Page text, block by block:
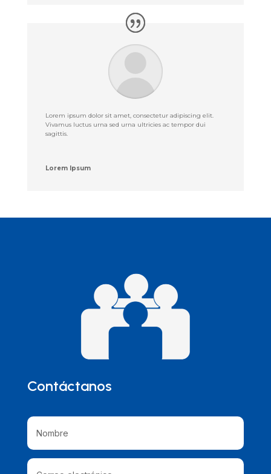
Lorem ipsum dolor sit amet, consectetur adipiscing elit.
Vivamus luctus urna sed urna ultricies ac tempor dui
sagittis.
Lorem Ipsum
Contáctanos